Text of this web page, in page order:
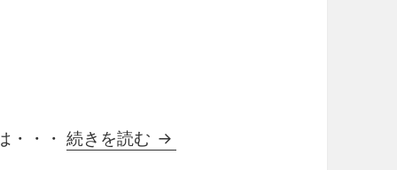
・・・続きを読む テクノロジーと社会問題